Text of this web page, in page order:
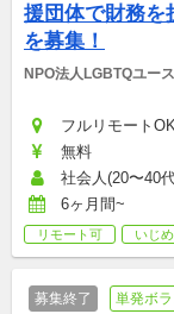
援団体で財務を
を募集！
NPO法人LGBTQユー
フルリモート
無料
社会人(20〜40
6ヶ月間~
リモート可 いじめ
募集終了 単発ボ